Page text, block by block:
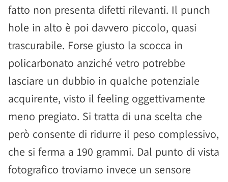
fatto non presenta difetti rilevanti. Il punch
hole in alto è poi davvero piccolo, quasi
trascurabile. Forse giusto la scocca in
policarbonato anziché vetro potrebbe
lasciare un dubbio in qualche potenziale
acquirente, visto il feeling oggettivamente
meno pregiato. Si tratta di una scelta che
però consente di ridurre il peso complessivo,
che si ferma a 190 grammi. Dal punto di vista
fotografico troviamo invece un sensore